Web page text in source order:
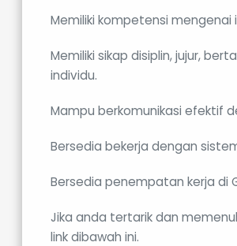
Memiliki kompetensi
Memiliki sikap disiplin, jujur,
individu.
Mampu berkomunikasi efektif
Bersedia bekerja dengan
Bersedia penempatan kerja di
Jika anda tertarik dan
link dibawah ini.